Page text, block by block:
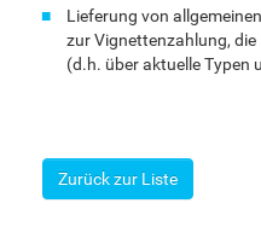
Lieferung von
zur Vignettenzahlung,
(d.h. über aktuelle Typen
Zurück zur Liste